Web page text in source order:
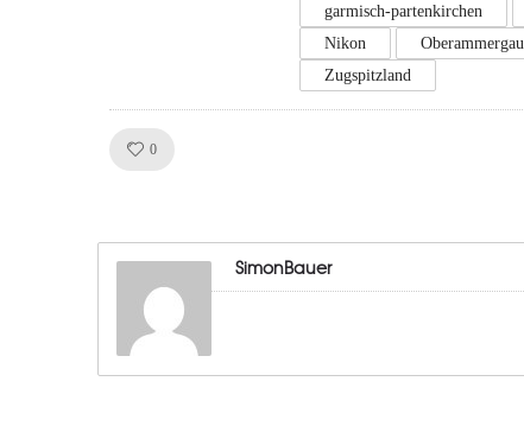
garmisch-partenkirchen
Nikon
Oberammergau
Zugspitzland
0
SimonBauer